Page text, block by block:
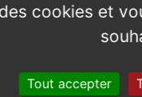
cookies et
Tout accepter